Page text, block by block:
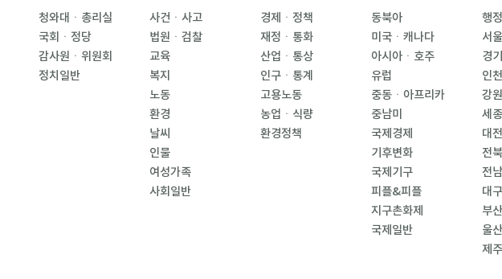
청와대ㆍ총리실
국회ㆍ정당
감사원ㆍ위원회
정치일반
사건ㆍ사고
법원ㆍ검찰
교육
복지
노동
환경
날씨
인물
여성가족
사회일반
경제ㆍ정책
재정ㆍ통화
산업ㆍ통상
인구ㆍ통계
고용노동
농업ㆍ식량
환경정책
동북아
미국ㆍ캐나다
아시아ㆍ호주
유럽
중동ㆍ아프리카
중남미
국제경제
기후변화
국제기구
피플&피플
지구촌화제
국제일반
행
서울
경기
인천
강원
세
대
전북
전
대
부
울산
제주